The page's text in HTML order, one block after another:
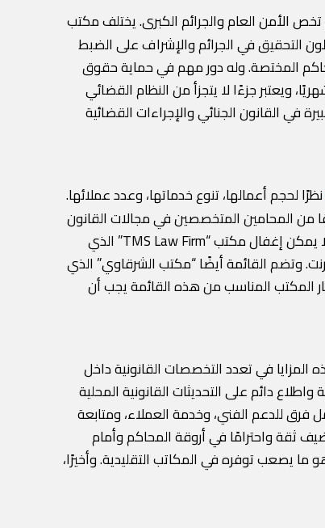
الأمن العام والجرائم الكبرى. يختلف مكتب
التحقيق في الجرائم والإشراف على الضبط
المختصة. وله دور مهم في حماية حقوق
ويعتبر جزءًا لا يتجزأ من النظام القضائي
في القانون الجنائي والإجراءات القضائية
نظرًا لحجم أعمالها، تنوع خدماتها، وعدد عملائها.
كأحد أعرق المكاتب في مصر، حيث يمتد تاريخه لأكثر من 50 عامًا، ويضم فريقًا من المحامين المتخصصين في مجالات القانون
التجاري والاستثمار والتحكيم. كما يتصدر “مكتب ذو الفقار وشركاه” القائمة، خاصة في مجالات المنازعات التجارية والعقود الدولية. ولا يمكن إغفال مكتب “TMS Law Firm” الذي
وتضم القائمة أيضًا “مكتب الشرقاوي” الذي
المكتب المناسب من هذه القائمة يجب أن
في تعدد التخصصات القانونية داخل
دائم على التحديثات القانونية المحلية
فرق للدعم الفني، وخدمة العملاء، ومتابعة
ثقة واحترامًا في أروقة المحاكم وأمام
ما يصعب توفره في المكاتب التقليدية. وأخيرًا،